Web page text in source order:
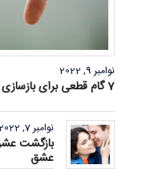
نوامبر 9, 2022
7 گام قطعی برای بازسازی اعتماد در رابطه
نوامبر 7, 2022
عشق